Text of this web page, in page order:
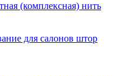
(комплексная) нить
для салонов штор